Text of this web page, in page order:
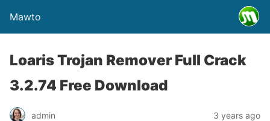
Mawto
Loaris Trojan Remover Full Crack
3.2.74 Free Download
admin 3 years ago